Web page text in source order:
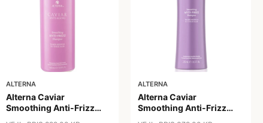
ALTERNA
Alterna Caviar
Smoothing Anti-Frizz
ALTERNA
Alterna Caviar
Smoothing Anti-Frizz